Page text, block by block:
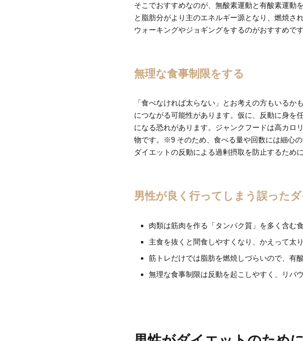
そこでおすすめなのが、無酸素運動と有酸素運動
と脂肪分がより主のエネルギー源となり、燃焼
ウォーキングやジョギングをするのがおすすめです
無理な食事制限をする
「食べなければ太らない」とお考えの方もいる
につながる可能性があります。仮に、反動に身を
になる恐れがあります。ジャンクフードは高カロ
物です。※9 そのため、食べる量や回数には細心の
ダイエットの反動による過剰摂取を防止するため
男性が良く行ってしまう誤った
肉類は筋肉を作る「タンパク質」を多く含む
主食を抜くと間食しやすくなり、かえって太
筋トレだけでは脂肪を燃焼しづらいので、有
無理な食事制限は反動を起こしやすく、リバ